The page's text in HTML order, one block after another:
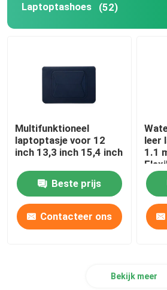
Accessoires voor laptops
Laptoptashoes (52)
Multifunktioneel
laptoptasje voor 12
inch 13,3 inch 15,4 inch
Beste prijs
Contacteer ons
leer
1.1
Bekijk meer